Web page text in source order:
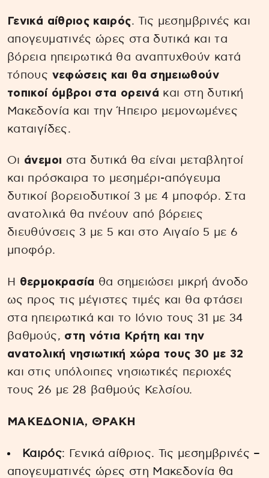
Γενικά αίθριος καιρός. Τις μεσημβρινές και
απογευματινές ώρες στα δυτικά και τα
βόρεια ηπειρωτικά θα αναπτυχθούν κατά
τόπους νεφώσεις και θα σημειωθούν
τοπικοί όμβροι στα ορεινά και στη δυτική
Μακεδονία και την Ήπειρο μεμονωμένες
καταιγίδες.
Οι άνεμοι στα δυτικά θα είναι μεταβλητοί
και πρόσκαιρα το μεσημέρι-απόγευμα
δυτικοί βορειοδυτικοί 3 με 4 μποφόρ. Στα
ανατολικά θα πνέουν από βόρειες
διευθύνσεις 3 με 5 και στο Αιγαίο 5 με 6
μποφόρ.
Η θερμοκρασία θα σημειώσει μικρή άνοδο
ως προς τις μέγιστες τιμές και θα φτάσει
στα ηπειρωτικά και το Ιόνιο τους 31 με 34
βαθμούς, στη νότια Κρήτη και την
ανατολική νησιωτική χώρα τους 30 με 32
και στις υπόλοιπες νησιωτικές περιοχές
τους 26 με 28 βαθμούς Κελσίου.
ΜΑΚΕΔΟΝΙΑ, ΘΡΑΚΗ
Καιρός: Γενικά αίθριος. Τις μεσημβρινές –
απογευματινές ώρες στη Μακεδονία θα